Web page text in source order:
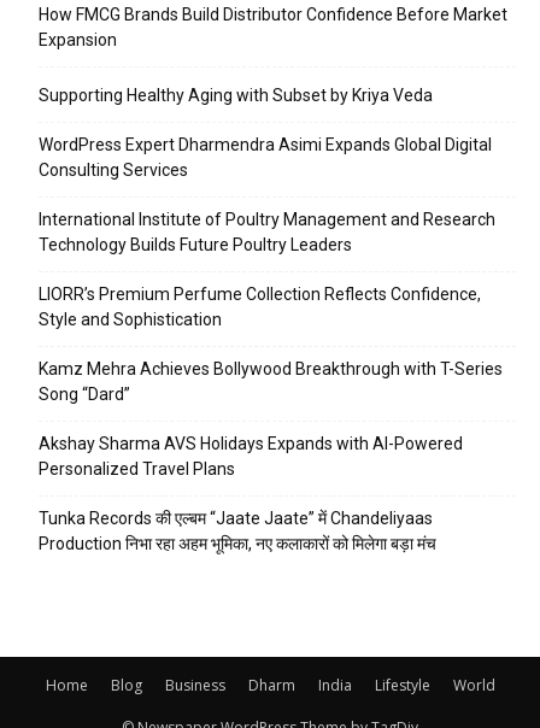
How FMCG Brands Build Distributor Confidence Before Market
Expansion
Supporting Healthy Aging with Subset by Kriya Veda
WordPress Expert Dharmendra Asimi Expands Global Digital
Consulting Services
International Institute of Poultry Management and Research
Technology Builds Future Poultry Leaders
LIORR’s Premium Perfume Collection Reflects Confidence,
Style and Sophistication
Kamz Mehra Achieves Bollywood Breakthrough with T-Series
Song “Dard”
Akshay Sharma AVS Holidays Expands with AI-Powered
Personalized Travel Plans
Tunka Records की एल्बम “Jaate Jaate” में Chandeliyaas
Production निभा रहा अहम भूमिका, नए कलाकारों को मिलेगा बड़ा मंच
Home Blog Business Dharm India Lifestyle World